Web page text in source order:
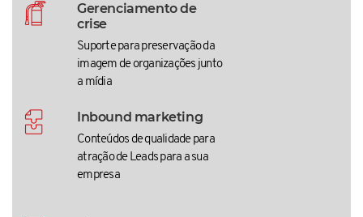
Gerenciamento de
crise
Suporte para preservação da
imagem de organizações junto
a mídia
Inbound marketing
Conteúdos de qualidade para
atração de Leads para a sua
empresa